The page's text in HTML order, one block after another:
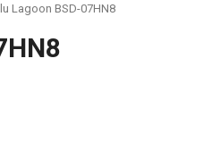
Lagoon BSD-07HN8